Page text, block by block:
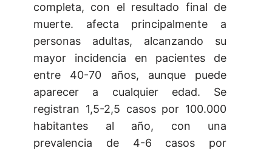
completa, con el resultado final de
muerte. afecta principalmente a
personas adultas, alcanzando su
mayor incidencia en pacientes de
entre 40-70 años, aunque puede
aparecer a cualquier edad. Se
registran 1,5-2,5 casos por 100.000
habitantes al año, con una
prevalencia de 4-6 casos por